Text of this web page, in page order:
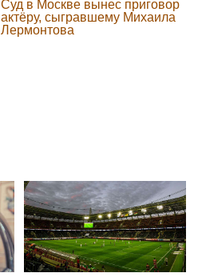
Суд в Москве вынес приговор
актёру, сыгравшему Михаила
Лермонтова